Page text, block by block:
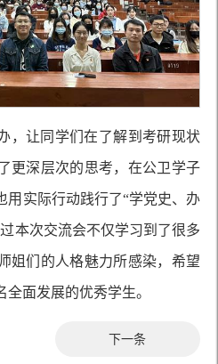
，让同学们在了解到考研现状
更深层次的思考，在公卫学子
用实际行动践行了“学党史、办
本次交流会不仅学习到了很多
姐们的人格魅力所感染，希望
面发展的优秀学生。
下一条